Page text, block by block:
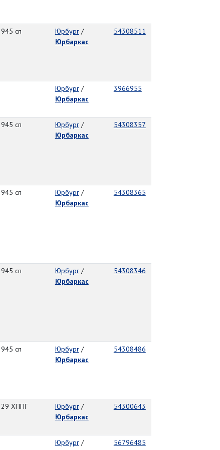
945 сп Юрбург/
Юрбаркас
54308511
Юрбург/
Юрбаркас
3966955
945 сп Юрбург/
Юрбаркас
54308357
945 сп Юрбург/
Юрбаркас
54308365
945 сп Юрбург/
Юрбаркас
54308346
945 сп Юрбург/
Юрбаркас
54308486
29 ХППГ Юрбург/
Юрбаркас
54300643
Юрбург/
56796485